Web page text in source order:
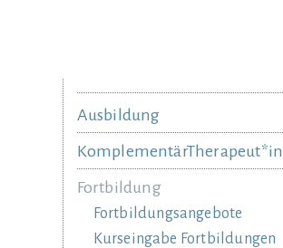
Ausbildung
KomplementärTherapeut*in
Fortbildung
Fortbildungsangebote
Kurseingabe Fortbildungen